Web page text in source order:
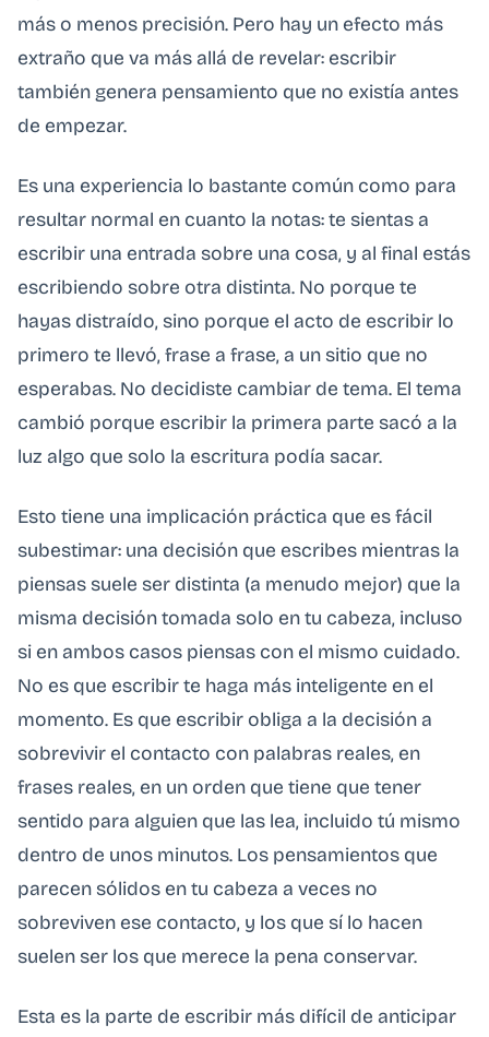
más o menos precisión. Pero hay un efecto más
extraño que va más allá de revelar: escribir
también genera pensamiento que no existía antes
de empezar.
Es una experiencia lo bastante común como para
resultar normal en cuanto la notas: te sientas a
escribir una entrada sobre una cosa, y al final estás
escribiendo sobre otra distinta. No porque te
hayas distraído, sino porque el acto de escribir lo
primero te llevó, frase a frase, a un sitio que no
esperabas. No decidiste cambiar de tema. El tema
cambió porque escribir la primera parte sacó a la
luz algo que solo la escritura podía sacar.
Esto tiene una implicación práctica que es fácil
subestimar: una decisión que escribes mientras la
piensas suele ser distinta (a menudo mejor) que la
misma decisión tomada solo en tu cabeza, incluso
si en ambos casos piensas con el mismo cuidado.
No es que escribir te haga más inteligente en el
momento. Es que escribir obliga a la decisión a
sobrevivir el contacto con palabras reales, en
frases reales, en un orden que tiene que tener
sentido para alguien que las lea, incluido tú mismo
dentro de unos minutos. Los pensamientos que
parecen sólidos en tu cabeza a veces no
sobreviven ese contacto, y los que sí lo hacen
suelen ser los que merece la pena conservar.
Esta es la parte de escribir más difícil de anticipar